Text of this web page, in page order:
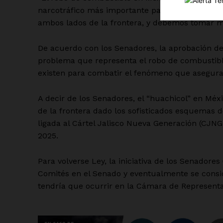
narcotráfico más importante para los cárteles,
ambos lados de la frontera, y debemos tomar
De acuerdo con los Senadores, la aprobación
problema que representa el robo de
existen para combatir el fenómeno que
A decir de los Senadores, el “huachicol” en
de la frontera dado los sofisticados esquemas
ligada al Cártel Jalisco Nueva Generación
2025.
Para volverse Ley, la iniciativa de los
Comités en el Senado y eventualmente se
tendría que ocurrir en la Cámara de